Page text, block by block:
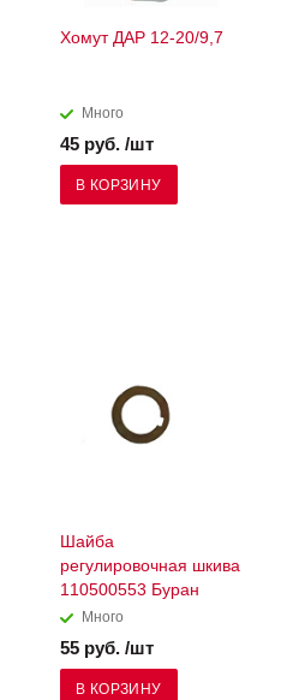
Хомут ДАР 12-20/9,7
Много
45 руб. /шт
В КОРЗИНУ
Шайба
регулировочная шкива
110500553 Буран
Много
55 руб. /шт
В КОРЗИНУ